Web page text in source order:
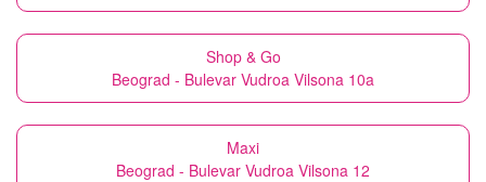
Shop & Go
Beograd - Bulevar Vudroa Vilsona 10a
Maxi
Beograd - Bulevar Vudroa Vilsona 12